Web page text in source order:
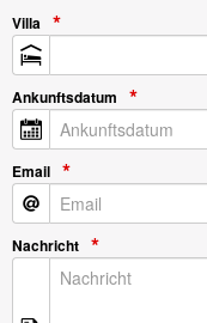
Villa
Ankunftsdatum
Email
Nachricht